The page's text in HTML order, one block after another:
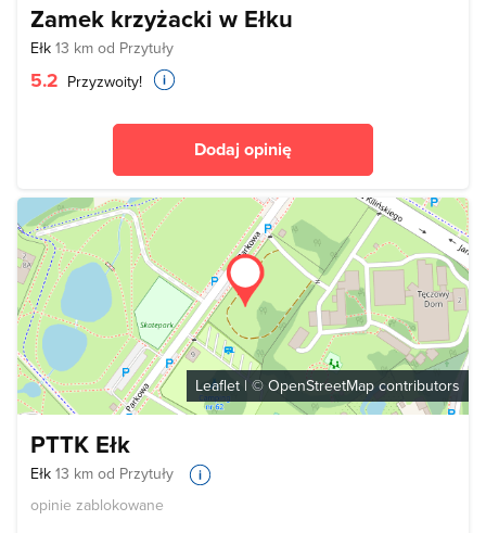
Zamek krzyżacki w Ełku
Ełk 13 km od Przytuły
5.2 Przyzwoity!
Dodaj opinię
Leaflet | © OpenStreetMap contributors
PTTK Ełk
Ełk 13 km od Przytuły
opinie zablokowane